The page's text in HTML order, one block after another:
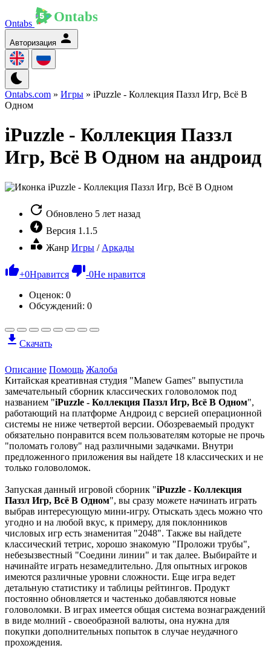
Ontabs
Авторизация
Ontabs.com » Игры » iPuzzle - Коллекция Паззл Игр, Всё В
Одном
iPuzzle - Коллекция Паззл
Игр, Всё В Одном на андроид
Обновлено 5 лет назад
Версия 1.1.5
Жанр Игры / Аркады
+0Нравится -0Не нравится
Оценок: 0
Обсуждений: 0
Скачать
Описание Помощь Жалоба
Китайская креативная студия "Manew Games" выпустила
замечательный сборник классических головоломок под
названием "iPuzzle - Коллекция Паззл Игр, Всё В Одном",
работающий на платформе Андроид с версией операционной
системы не ниже четвертой версии. Обозреваемый продукт
обязательно понравится всем пользователям которые не прочь
"поломать голову" над различными задачками. Внутри
предложенного приложения вы найдете 18 классических и не
только головоломок.
Запуская данный игровой сборник "iPuzzle - Коллекция
Паззл Игр, Всё В Одном", вы сразу можете начинать играть
выбрав интересующую мини-игру. Отыскать здесь можно что
угодно и на любой вкус, к примеру, для поклонников
числовых игр есть знаменитая "2048". Также вы найдете
классический тетрис, хорошо знакомую "Проложи трубы",
небезызвестный "Соедини линии" и так далее. Выбирайте и
начинайте играть незамедлительно. Для опытных игроков
имеются различные уровни сложности. Еще игра ведет
детальную статистику и таблицы рейтингов. Продукт
постоянно обновляется и частенько добавляются новые
головоломки. В играх имеется общая система вознаграждений
в виде молний - своеобразной валюты, она нужна для
покупки дополнительных попыток в случае неудачного
прохождения.